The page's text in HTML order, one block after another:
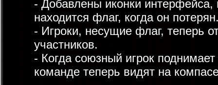
- Добавлены иконки
находится флаг, когда он
- Игроки, несущие флаг, теперь
участников.
- Когда союзный игрок
команде теперь видят на